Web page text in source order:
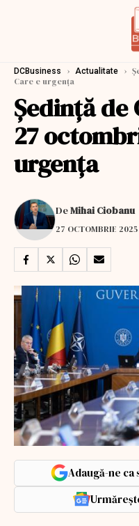
DCBusiness › Actualitate ›
Care e urgenţa
Şedinţă de
27
urgenţa
DeMihai Ciobanu
27 OCTOMBRIE 2025
Adaugă-ne